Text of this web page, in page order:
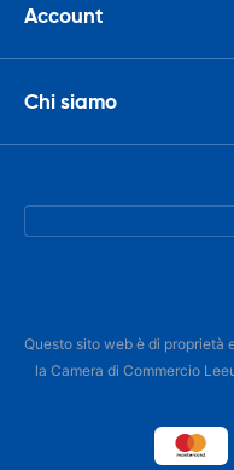
Account
Chi siamo
Questo sito web è di proprietà
la Camera di Commercio